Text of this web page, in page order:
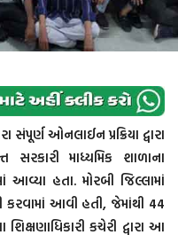
સંપૂર્ણ ઓનલાઈન પ્રક્રિયા દ્વારા
માધ્યમિક શાળાના
આવ્યા હતા. મોરબી જિલ્લામાં
કરવામાં આવી હતી, જેમાંથી 44
કચેરી દ્વારા આ